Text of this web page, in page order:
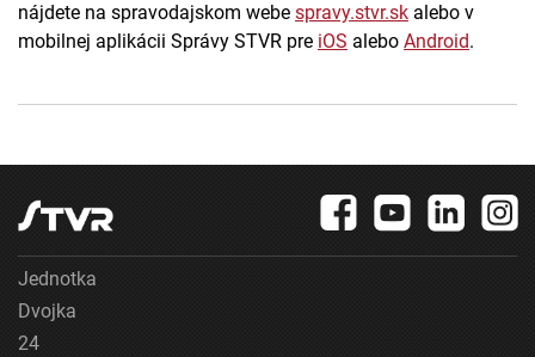
nájdete na spravodajskom webe spravy.stvr.sk alebo v
mobilnej aplikácii Správy STVR pre iOS alebo Android.
Jednotka
Dvojka
24